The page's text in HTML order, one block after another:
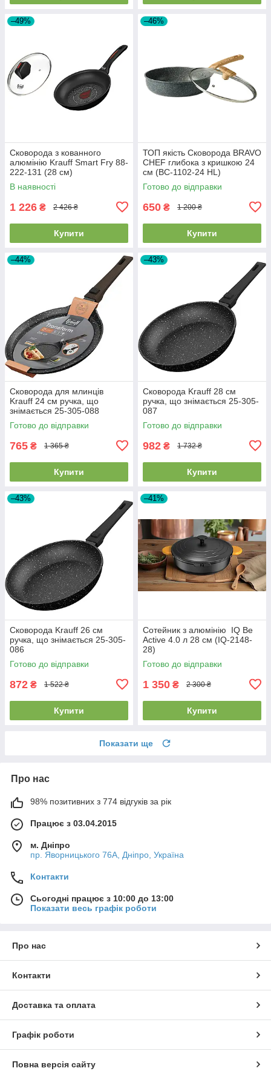
–49%
Сковорода з кованного
алюмінію Krauff Smart Fry 88-
222-131 (28 см)
В наявності
1 226 ₴ 2 426 ₴
Купити
–46%
ТОП якість Сковорода BRAVO
CHEF глибока з кришкою 24
см (BC-1102-24 HL)
Готово до відправки
650 ₴ 1 200 ₴
Купити
–44%
Сковорода для млинців
Krauff 24 см ручка, що
знімається 25-305-088
Готово до відправки
765 ₴ 1 365 ₴
Купити
–43%
Сковорода Krauff 28 см
ручка, що знімається 25-305-
087
Готово до відправки
982 ₴ 1 732 ₴
Купити
–43%
Сковорода Krauff 26 см
ручка, що знімається 25-305-
086
Готово до відправки
872 ₴ 1 522 ₴
Купити
–41%
Сотейник з алюмінію IQ Be
Active 4.0 л 28 см (IQ-2148-
28)
Готово до відправки
1 350 ₴ 2 300 ₴
Купити
Показати ще
Про нас
98% позитивних з 774 відгуків за рік
Працює з 03.04.2015
м. Дніпро
пр. Яворницького 76А, Дніпро, Україна
Контакти
Сьогодні працює з 10:00 до 13:00
Показати весь графік роботи
Про нас
Контакти
Доставка та оплата
Графік роботи
Повна версія сайту